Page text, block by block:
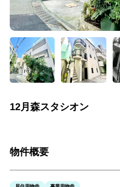
12月森スタシオン
物件概要